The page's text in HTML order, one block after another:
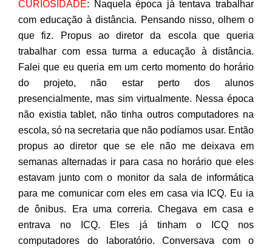
CURIOSIDADE: Naquela época já tentava trabalhar
com educação à distância. Pensando nisso, olhem o
que fiz. Propus ao diretor da escola que queria
trabalhar com essa turma a educação à distância.
Falei que eu queria em um certo momento do horário
do projeto, não estar perto dos alunos
presencialmente, mas sim virtualmente. Nessa época
não existia tablet, não tinha outros computadores na
escola, só na secretaria que não podíamos usar. Então
propus ao diretor que se ele não me deixava em
semanas alternadas ir para casa no horário que eles
estavam junto com o monitor da sala de informática
para me comunicar com eles em casa via ICQ. Eu ia
de ônibus. Era uma correria. Chegava em casa e
entrava no ICQ. Eles já tinham o ICQ nos
computadores do laboratório. Conversava com o